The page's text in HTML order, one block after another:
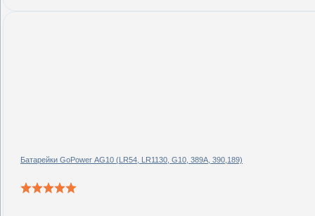
Батарейки GoPower AG10 (LR54, LR1130, G10, 389A, 390,189)